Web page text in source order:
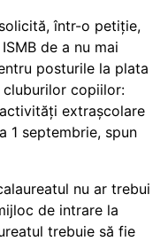
într-o petiție,
de a nu mai
posturile la plata
copiilor:
extrașcolare
1 septembrie, spun
nu ar trebui
de intrare la
trebuie să fie